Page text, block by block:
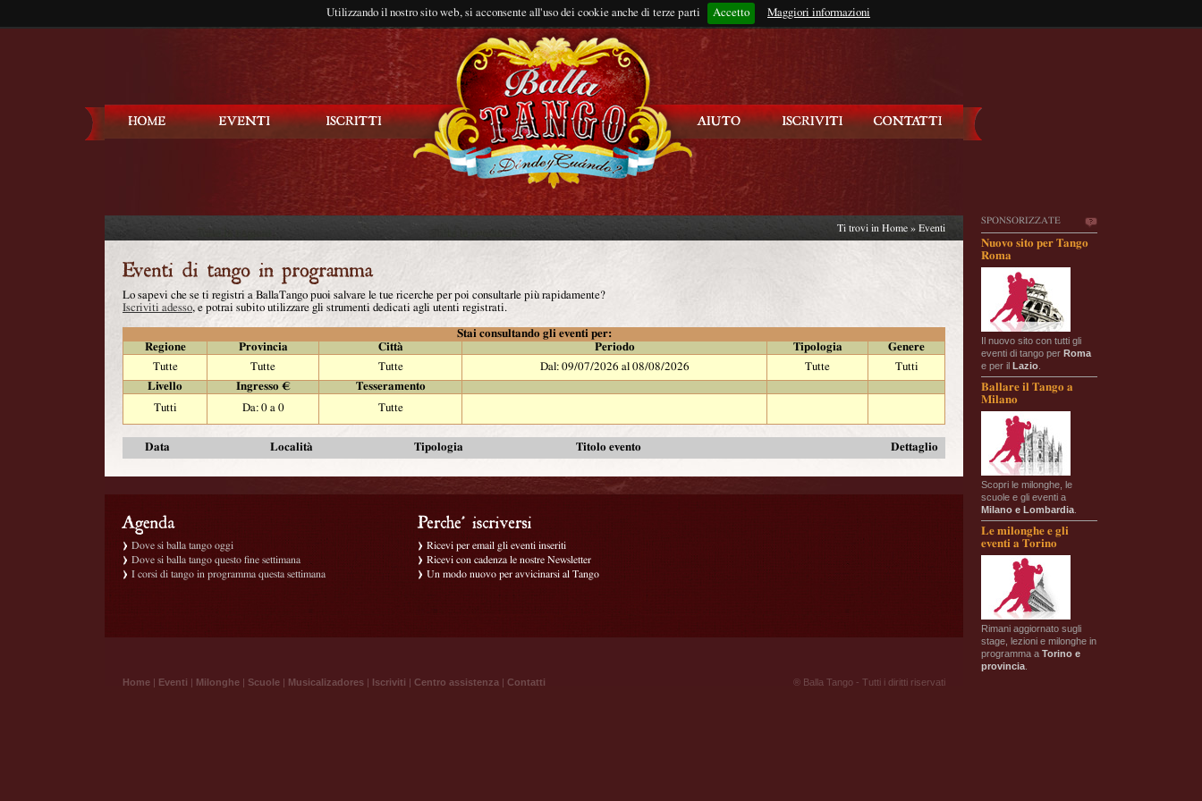
Utilizzando il nostro sito web, si acconsente all'uso dei cookie anche di terze parti Accetto Maggiori informazioni
Rimani connesso?
SPONSORIZZATE
Nuovo sito per Tango
Roma
Il nuovo sito con tutti gli
eventi di tango per Roma
e per il Lazio
Ballare il Tango a
Milano
Scopri le milonghe, le
scuole e gli eventi a
Milano e Lombardia
Le milonghe e gli
eventi a Torino
Rimani aggiornato sugli
stage, lezioni e milonghe in
programma a Torino e
provincia
Ti trovi in Home » Eventi
Lo sapevi che se ti registri a BallaTango puoi salvare le tue ricerche per poi consultarle più rapidamente?
Iscriviti adesso, e potrai subito utilizzare gli strumenti dedicati agli utenti registrati.
Stai consultando gli eventi per:
Regione
Provincia Città Periodo Tipologia
Genere
Tutte
Tutte Tutte Dal: 09/07/2026 al 08/08/2026 Tutte
Tutti
Livello
Ingresso €
Tesseramento
Tutti
Da: 0 a 0 Tutte
Data Località Tipologia Titolo evento Dettaglio
Dove si balla tango oggi
Dove si balla tango questo fine settimana
I corsi di tango in programma questa settimana
Ricevi per email gli eventi inseriti
Ricevi con cadenza le nostre Newsletter
Un modo nuovo per avvicinarsi al Tango
Home | Eventi | Milonghe | Scuole | Musicalizadores | Iscriviti | Centro assistenza | Contatti ® Balla Tango - Tutti i diritti riservati